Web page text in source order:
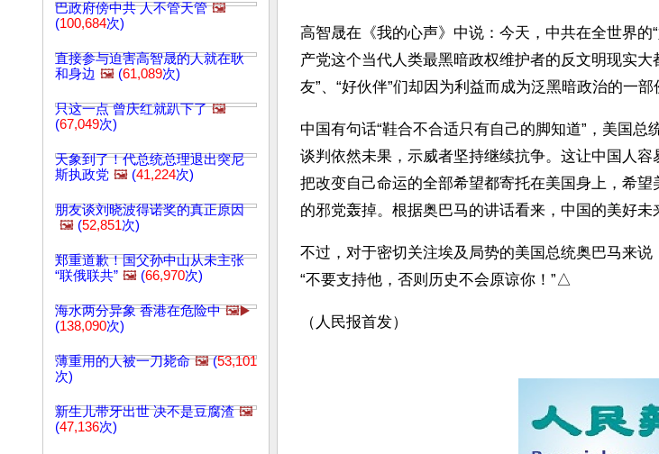
巴政府傍中共 人不管天管 🖼️
(100,684次)
直接参与迫害高智晟的人就在耿
和身边 🖼️ (61,089次)
只这一点 曾庆红就趴下了 🖼️
(67,049次)
天象到了！代总统总理退出突尼
斯执政党 🖼️ (41,224次)
朋友谈刘晓波得诺奖的真正原因
🖼️ (52,851次)
郑重道歉！国父孙中山从未主张
“联俄联共” 🖼️ (66,970次)
海水两分异象 香港在危险中 🖼️▶️
(138,090次)
薄重用的人被一刀毙命 🖼️(53,101
次)
新生儿带牙出世 决不是豆腐渣 🖼️
(47,136次)
高智晟在《我的心声》中说：今天，中共在全世界的
产党这个当代人类最黑暗政权维护者的反文明现实大
友”、“好伙伴”们却因为利益而成为泛黑暗政治的一部
中国有句话“鞋合不合适只有自己的脚知道”，美国
谈判依然未果，示威者坚持继续抗争。这让中国人
把改变自己命运的全部希望都寄托在美国身上，希
的邪党轰掉。根据奥巴马的讲话看来，中国的美好未
不过，对于密切关注埃及局势的美国总统奥巴马来说
“不要支持他，否则历史不会原谅你！”△
（人民报首发）